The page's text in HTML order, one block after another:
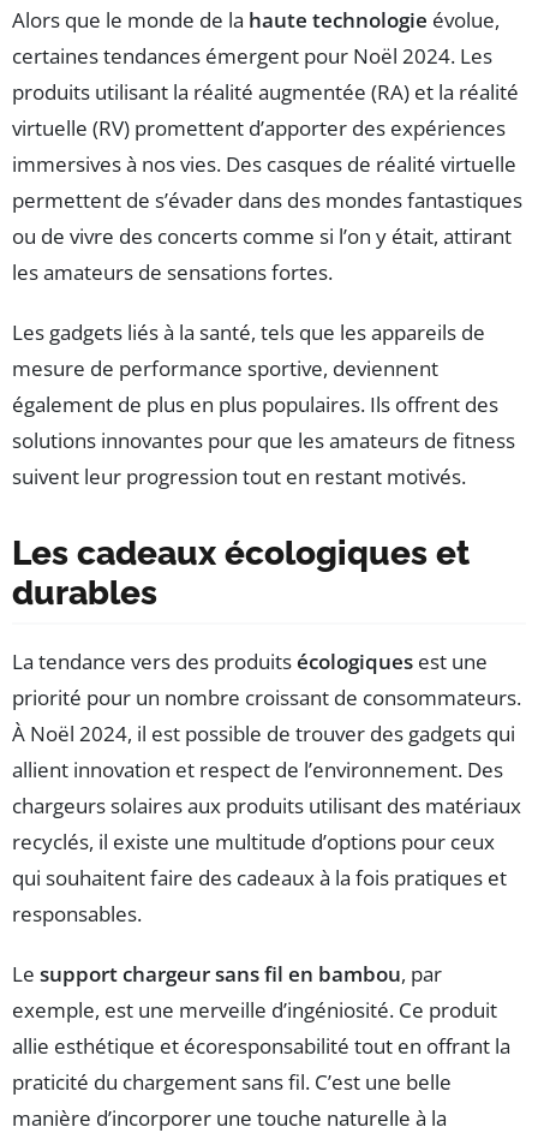
Alors que le monde de la haute technologie évolue,
certaines tendances émergent pour Noël 2024. Les
produits utilisant la réalité augmentée (RA) et la réalité
virtuelle (RV) promettent d’apporter des expériences
immersives à nos vies. Des casques de réalité virtuelle
permettent de s’évader dans des mondes fantastiques
ou de vivre des concerts comme si l’on y était, attirant
les amateurs de sensations fortes.
Les gadgets liés à la santé, tels que les appareils de
mesure de performance sportive, deviennent
également de plus en plus populaires. Ils offrent des
solutions innovantes pour que les amateurs de fitness
suivent leur progression tout en restant motivés.
Les cadeaux écologiques et
durables
La tendance vers des produitsécologiques est une
priorité pour un nombre croissant de consommateurs.
À Noël 2024, il est possible de trouver des gadgets qui
allient innovation et respect de l’environnement. Des
chargeurs solaires aux produits utilisant des matériaux
recyclés, il existe une multitude d’options pour ceux
qui souhaitent faire des cadeaux à la fois pratiques et
responsables.
Le support chargeur sans fil en bambou, par
exemple, est une merveille d’ingéniosité. Ce produit
allie esthétique et écoresponsabilité tout en offrant la
praticité du chargement sans fil. C’est une belle
manière d’incorporer une touche naturelle à la